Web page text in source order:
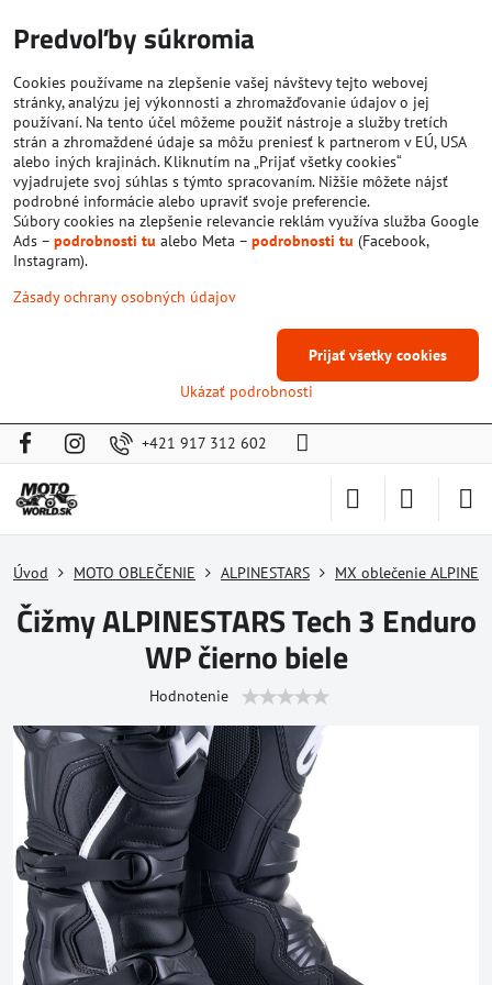
+421 917 312 602
Úvod MOTO OBLEČENIE ALPINESTARS MX oblečenie
Čižmy ALPINESTARS Tech 3 Enduro
WP čierno biele
Hodnotenie
Predvoľby súkromia
Cookies používame na zlepšenie vašej návštevy tejto webovej
stránky, analýzu jej výkonnosti a zhromažďovanie údajov o jej
používaní. Na tento účel môžeme použiť nástroje a služby tretích
strán a zhromaždené údaje sa môžu preniesť k partnerom v EÚ, USA
alebo iných krajinách. Kliknutím na „Prijať všetky cookies“
vyjadrujete svoj súhlas s týmto spracovaním. Nižšie môžete nájsť
podrobné informácie alebo upraviť svoje preferencie.
Súbory cookies na zlepšenie relevancie reklám využíva služba Google
Ads – podrobnosti tu alebo Meta – podrobnosti tu (Facebook,
Instagram).
Zásady ochrany osobných údajov
Ukázať podrobnosti
Prijať všetky cookies